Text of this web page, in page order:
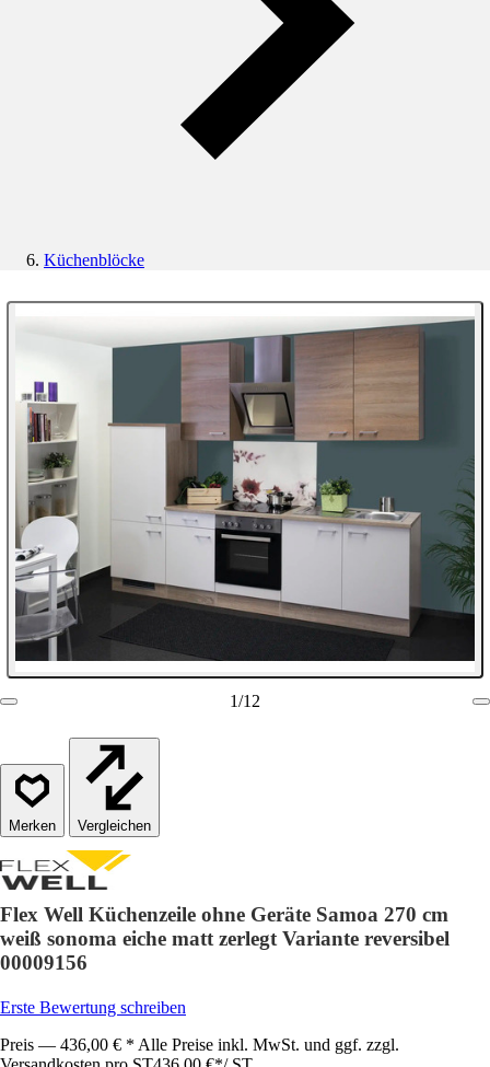
Küchenblöcke
1/12
Vergleichen
Flex Well Küchenzeile ohne Geräte Samoa 270 cm
weiß sonoma eiche matt zerlegt Variante reversibel
00009156
Erste Bewertung schreiben
Preis — 436,00 € * Alle Preise inkl. MwSt. und ggf. zzgl.